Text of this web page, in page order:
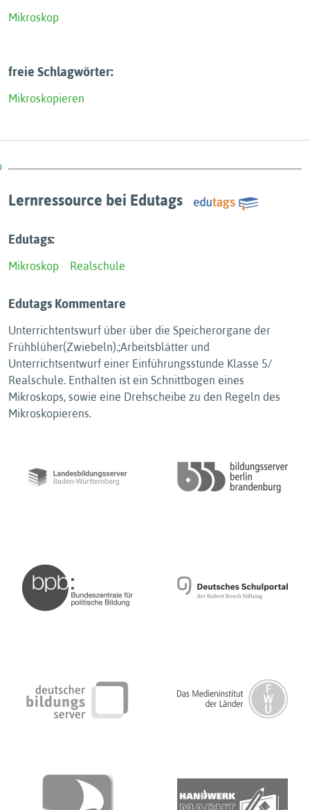
Mikroskop
freie Schlagwörter:
Mikroskopieren
Lernressource bei Edutags
Edutags:
Mikroskop Realschule
Edutags Kommentare
Unterrichtentswurf über über die Speicherorgane der
Frühblüher(Zwiebeln).;Arbeitsblätter und
Unterrichtsentwurf einer Einführungsstunde Klasse 5/
Realschule. Enthalten ist ein Schnittbogen eines
Mikroskops, sowie eine Drehscheibe zu den Regeln des
Mikroskopierens.